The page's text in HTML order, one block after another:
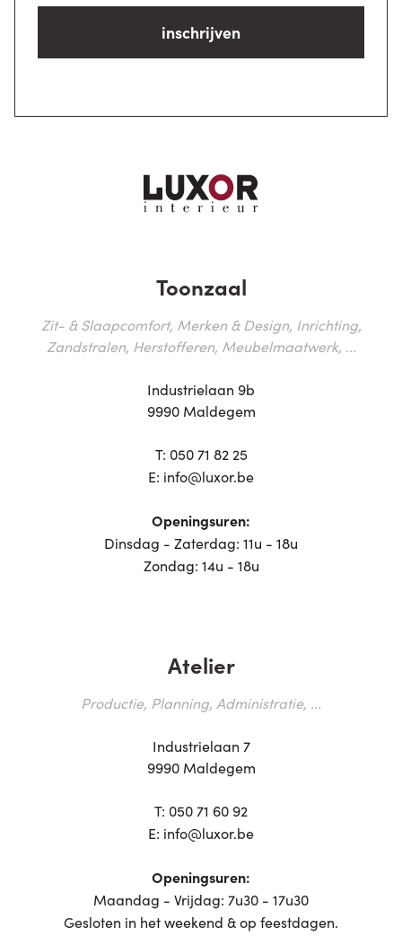
inschrijven
Toonzaal
Zit- & Slaapcomfort, Merken & Design, Inrichting,
Zandstralen, Herstofferen, Meubelmaatwerk, ...
Industrielaan 9b
9990 Maldegem
T: 050 71 82 25
E: info@luxor.be
Openingsuren:
Dinsdag - Zaterdag: 11u - 18u
Zondag: 14u - 18u
Atelier
Productie, Planning, Administratie, ...
Industrielaan 7
9990 Maldegem
T: 050 71 60 92
E: info@luxor.be
Openingsuren:
Maandag - Vrijdag: 7u30 - 17u30
Gesloten in het weekend & op feestdagen.